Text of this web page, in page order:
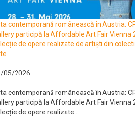
contemporană românească în Austria:
participă la Affordable Art Fair Vienna
de opere realizate de artiști din
05/2026
contemporană românească în Austria:
participă la Affordable Art Fair Vienna
de opere realizate...